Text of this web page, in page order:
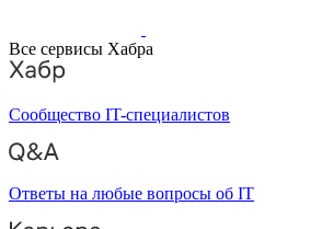
Все сервисы Хабра
Сообщество IT-специалистов
Ответы на любые вопросы об IT